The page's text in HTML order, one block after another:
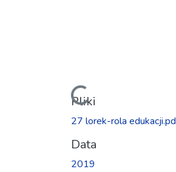
Ładowanie...
Pliki
27 lorek-rola
Data
2019